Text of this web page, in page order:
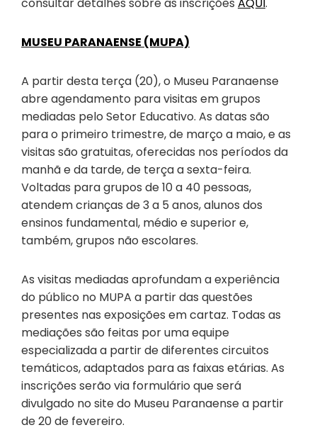
MUSEU PARANAENSE (MUPA)
A partir desta terça (20), o Museu Paranaense
abre agendamento para visitas em grupos
mediadas pelo Setor Educativo. As datas são
para o primeiro trimestre, de março a maio, e as
visitas são gratuitas, oferecidas nos períodos da
manhã e da tarde, de terça a sexta-feira.
Voltadas para grupos de 10 a 40 pessoas,
atendem crianças de 3 a 5 anos, alunos dos
ensinos fundamental, médio e superior e,
também, grupos não escolares.
As visitas mediadas aprofundam a experiência
do público no MUPA a partir das questões
presentes nas exposições em cartaz. Todas as
mediações são feitas por uma equipe
especializada a partir de diferentes circuitos
temáticos, adaptados para as faixas etárias. As
inscrições serão via formulário que será
divulgado no site do Museu Paranaense a partir
de 20 de fevereiro.